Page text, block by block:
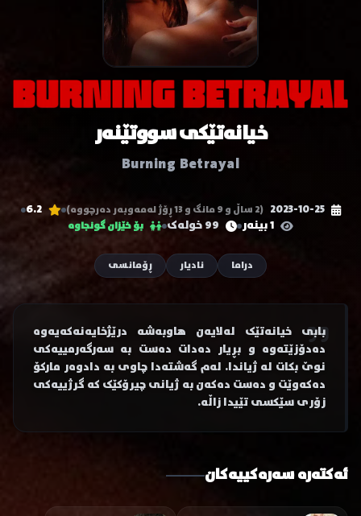
خیانەتێکی سووتێنەر
Burning Betrayal
2023-10-25 (2 ساڵ و 9 مانگ و 13 ڕۆژ لەمەوبەر دەرچووە)
6.2
1 بینەر
99 خولەک بۆ خێزان گونجاوە
دراما نادیار ڕۆمانسی
بابی خیانەتێک لەلایەن هاوبەشە درێژخایەنەکەیەوە
دەدۆزێتەوە و بڕیار دەدات دەست بە سەرگەرمییەکی
نوێ بکات لە ژیاندا. لەم گەشتەدا چاوی بە دادوەر مارکۆ
دەکەوێت و دەست دەکەن بە ژیانی چیرۆکێک کە گرژییەکی
زۆری سێکسی تێیدا زاڵە.
ئەکتەرە سەرەکییەکان